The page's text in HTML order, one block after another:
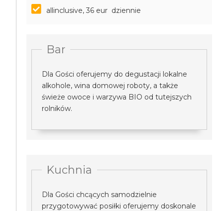
allinclusive, 36 eur dziennie
Bar
Dla Gości oferujemy do degustacji lokalne
alkohole, wina domowej roboty, a także
świeże owoce i warzywa BIO od tutejszych
rolników.
Kuchnia
Dla Gości chcących samodzielnie
przygotowywać posiłki oferujemy doskonale